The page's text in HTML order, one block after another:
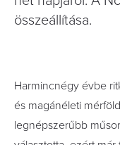
összeállítása.
Harmincnégy évbe
és magánéleti
legnépszerűbb